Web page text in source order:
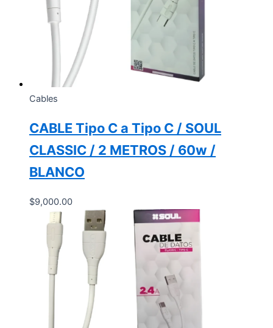
Cables
CABLE Tipo C a Tipo C / SOUL
CLASSIC / 2 METROS / 60w /
BLANCO
$9,000.00